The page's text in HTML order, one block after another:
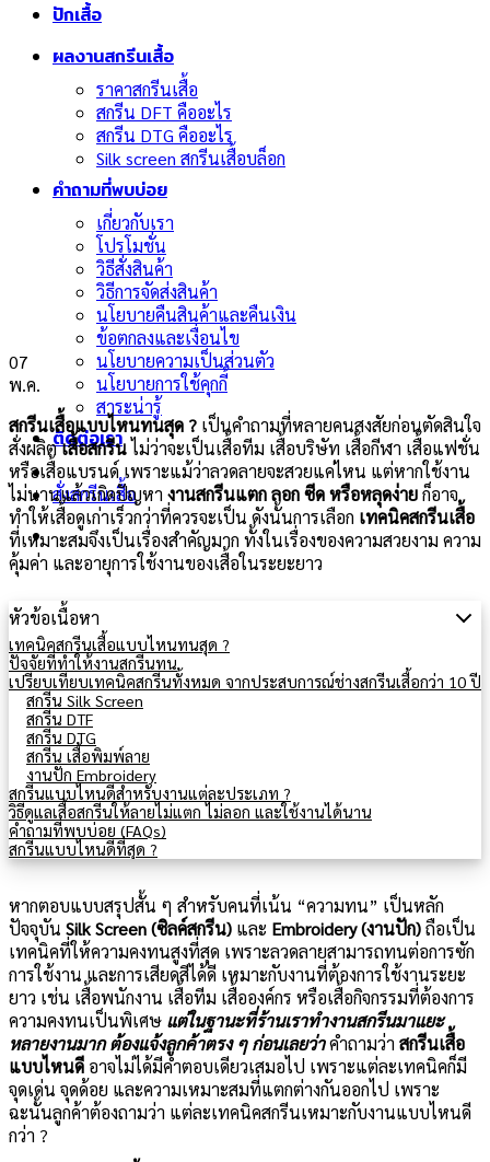
ปักเสื้อ
ผลงานสกรีนเสื้อ
ราคาสกรีนเสื้อ
สกรีน DFT คืออะไร
สกรีน DTG คืออะไร
Silk screen สกรีนเสื้อบล็อก
คำถามที่พบบ่อย
เกี่ยวกับเรา
โปรโมชั่น
วิธีสั่งสินค้า
วิธีการจัดส่งสินค้า
นโยบายคืนสินค้าและคืนเงิน
ข้อตกลงและเงื่อนไข
นโยบายความเป็นส่วนตัว
นโยบายการใช้คุกกี้
สาระน่ารู้
ติดต่อเรา
สั่งสกรีนเสื้อ
07
พ.ค.
สกรีนเสื้อแบบไหนทนสุด ? เป็นคำถามที่หลายคนสงสัยก่อนตัดสินใจ
สั่งผลิตเสื้อสกรีนไม่ว่าจะเป็นเสื้อทีม เสื้อบริษัท เสื้อกีฬา เสื้อแฟชั่น
หรือเสื้อแบรนด์ เพราะแม้ว่าลวดลายจะสวยแค่ไหน แต่หากใช้งาน
ไม่นานแล้วเกิดปัญหา งานสกรีนแตก ลอก ซีด หรือหลุดง่ายก็อาจ
ทำให้เสื้อดูเก่าเร็วกว่าที่ควรจะเป็น ดังนั้นการเลือก เทคนิคสกรีนเสื้อ
ที่เหมาะสมจึงเป็นเรื่องสำคัญมาก ทั้งในเรื่องของความสวยงาม ความ
คุ้มค่า และอายุการใช้งานของเสื้อในระยะยาว
หัวข้อเนื้อหา
เทคนิคสกรีนเสื้อแบบไหนทนสุด ?
ปัจจัยที่ทำให้งานสกรีนทน
เปรียบเทียบเทคนิคสกรีนทั้งหมด จากประสบการณ์ช่างสกรีนเสื้อกว่า 10 ปี
สกรีน Silk Screen
สกรีน DTF
สกรีน DTG
สกรีน เสื้อพิมพ์ลาย
งานปัก Embroidery
สกรีนแบบไหนดีสำหรับงานแต่ละประเภท ?
วิธีดูแลเสื้อสกรีนให้ลายไม่แตก ไม่ลอก และใช้งานได้นาน
คำถามที่พบบ่อย (FAQs)
สกรีนแบบไหนดีที่สุด ?
หากตอบแบบสรุปสั้น ๆ สำหรับคนที่เน้น “ความทน” เป็นหลัก
ปัจจุบัน Silk Screen (ซิลค์สกรีน) และ Embroidery (งานปัก)ถือเป็น
เทคนิคที่ให้ความคงทนสูงที่สุด เพราะลวดลายสามารถทนต่อการซัก
การใช้งาน และการเสียดสีได้ดี เหมาะกับงานที่ต้องการใช้งานระยะ
ยาว เช่น เสื้อพนักงาน เสื้อทีม เสื้อองค์กร หรือเสื้อกิจกรรมที่ต้องการ
ความคงทนเป็นพิเศษ แต่ในฐานะที่ร้านเราทำงานสกรีนมาแยะ
หลายงานมาก ต้องแจ้งลูกค้าตรง ๆ ก่อนเลยว่าคำถามว่า สกรีนเสื้อ
แบบไหนดี อาจไม่ได้มีคำตอบเดียวเสมอไป เพราะแต่ละเทคนิคก็มี
จุดเด่น จุดด้อย และความเหมาะสมที่แตกต่างกันออกไป เพราะ
ฉะนั้นลูกค้าต้องถามว่า แต่ละเทคนิคสกรีนเหมาะกับงานแบบไหนดี
กว่า ?